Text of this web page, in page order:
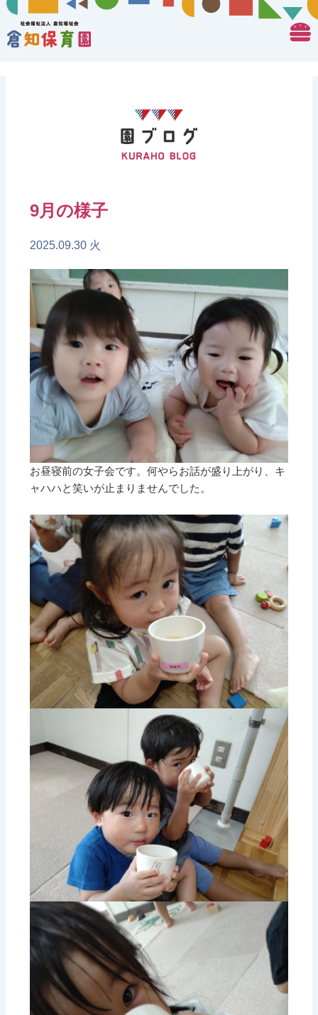
9月の様子
2025.09.30 火
お昼寝前の女子会です。何やらお話が盛り上がり、キ
ャハハと笑いが止まりませんでした。